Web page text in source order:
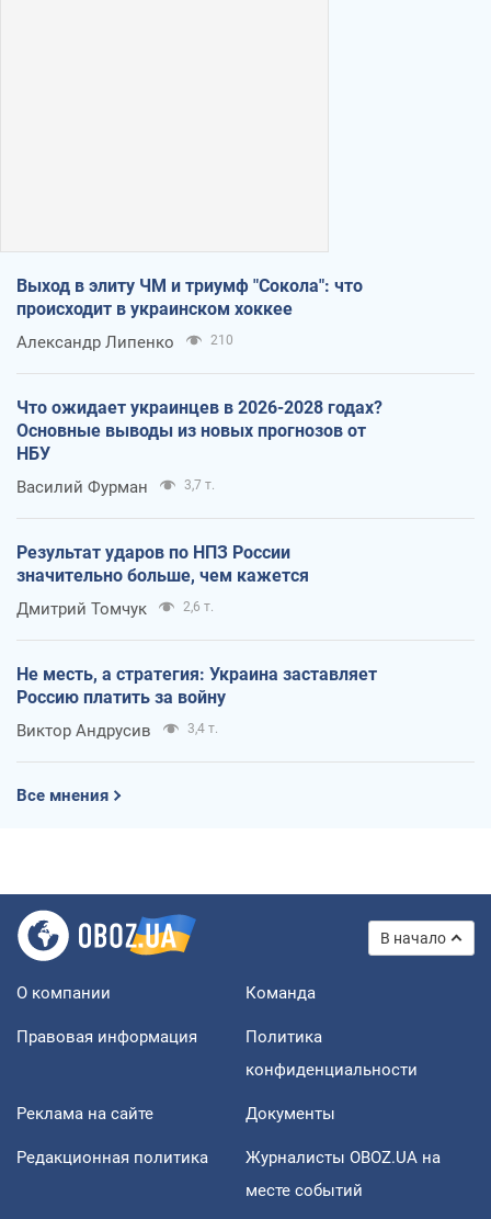
Выход в элиту ЧМ и триумф "Сокола": что
происходит в украинском хоккее
Александр Липенко 210
Что ожидает украинцев в 2026-2028 годах?
Основные выводы из новых прогнозов от
НБУ
Василий Фурман 3,7 т.
Результат ударов по НПЗ России
значительно больше, чем кажется
Дмитрий Томчук 2,6 т.
Не месть, а стратегия: Украина заставляет
Россию платить за войну
Виктор Андрусив 3,4 т.
Все мнения
В начало
О компании Команда
Правовая информация
Политика
конфиденциальности
Реклама на сайте Документы
Редакционная политика
Журналисты OBOZ.UA на
месте событий